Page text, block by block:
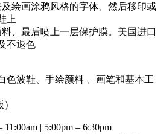
绘画涂鸦风格的字体、然后移印或
上
、最后喷上一层保护膜。美国进口
不退色
色波鞋、手绘颜料 、画笔和基本工
| 5:00pm – 6:30pm